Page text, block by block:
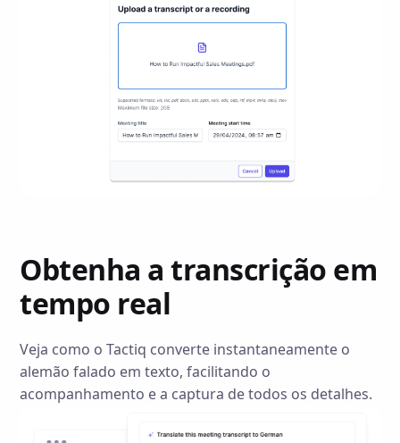
Obtenha a transcrição em
tempo real
Veja como o Tactiq converte instantaneamente o
alemão falado em texto, facilitando o
acompanhamento e a captura de todos os detalhes.